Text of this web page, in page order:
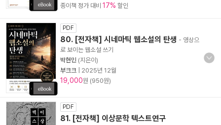
종이책 정가 대비 17% 할인
PDF
80. [전자책] 시네마틱 웹소설의 탄생 - 영상으
로 보이는 웹소설 쓰기
박현민 (지은이)
부크크
2025년 12월
19,000원 (950원)
PDF
81. [전자책] 이상문학 텍스트연구